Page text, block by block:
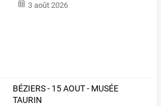
3 août 2026
BÉZIERS - 15 AOUT - MUSÉE
TAURIN